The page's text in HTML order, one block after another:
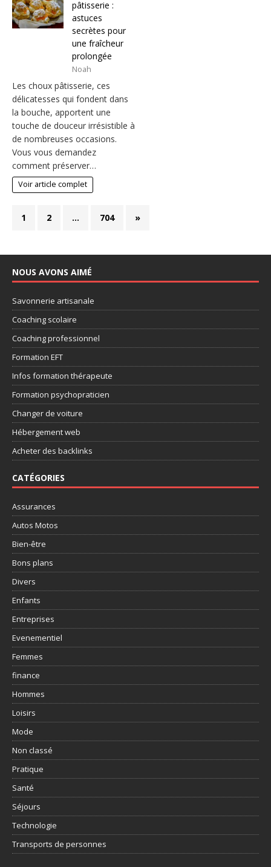
pâtisserie :
astuces
secrètes pour
une fraîcheur
prolongée
Noah
Les choux pâtisserie, ces
délicatesses qui fondent dans
la bouche, apportent une
touche de douceur irrésistible à
de nombreuses occasions.
Vous vous demandez
comment préserver…
Voir article complet
1 2 … 704 »
NOUS AVONS AIMÉ
Savonnerie artisanale
Coaching scolaire
Coaching professionnel
Formation EFT
Infos formation thérapeute
Formation psychopraticien
Changer de voiture
Hébergement web
Acheter des backlinks
CATÉGORIES
Assurances
Autos Motos
Bien-être
Bons plans
Divers
Enfants
Entreprises
Evenementiel
Femmes
finance
Hommes
Loisirs
Mode
Non classé
Pratique
Santé
Séjours
Technologie
Transports de personnes